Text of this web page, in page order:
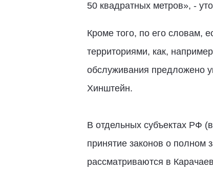
50 квадратных метров», -
Кроме того, по его словам,
территориями, как,
обслуживания предложено
Хинштейн.
В отдельных субъектах РФ
принятие законов о полном
рассматриваются в